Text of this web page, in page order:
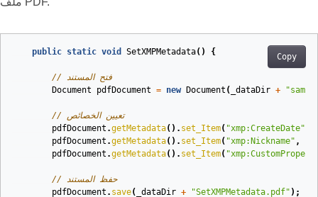
Copy
public static void SetXMPMetadata() {
// فتح المستند
Document
pdfDocument = new Document ( _dataDir +
// تعيين الخصائص
pdfDocument .getMetadata(). set_Item( "xmp:CreateDate"
pdfDocument .getMetadata(). set_Item( "xmp:Nickname" ,
pdfDocument .getMetadata(). set_Item(
// حفظ المستند
pdfDocument . save( _dataDir + "SetXMPMetadata.pdf" );